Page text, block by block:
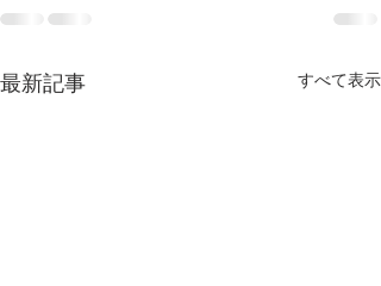
最新記事 すべて表示